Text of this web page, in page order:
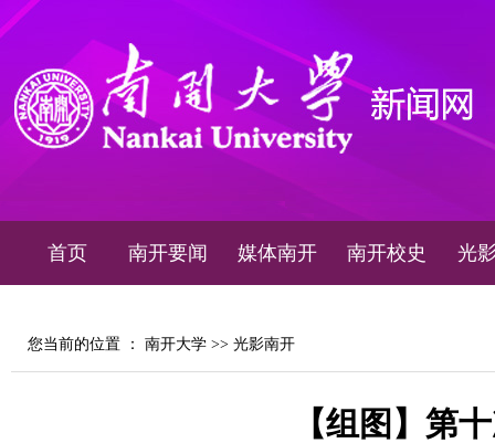
首页 南开要闻 媒体南开 南开校史 光
您当前的位置 ： 南开大学 >> 光影南开
【组图】第